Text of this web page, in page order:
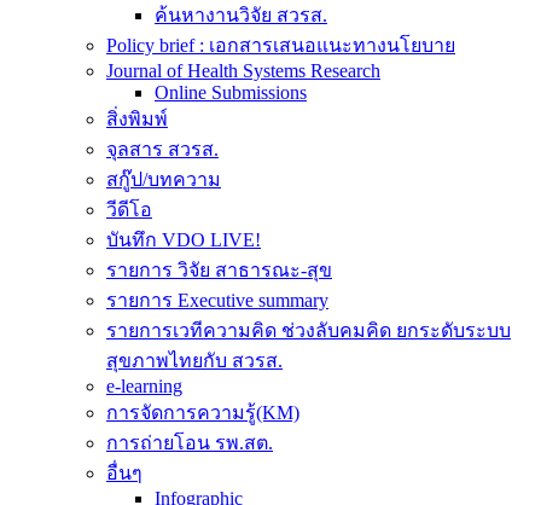
ค้นหางานวิจัย สวรส.
Policy brief : เอกสารเสนอแนะทางนโยบาย
Journal of Health Systems Research
Online Submissions
สิ่งพิมพ์
จุลสาร สวรส.
สกู๊ป/บทความ
วีดีโอ
บันทึก VDO LIVE!
รายการ วิจัย สาธารณะ-สุข
รายการ Executive summary
รายการเวทีความคิด ช่วงลับคมคิด ยกระดับระบบ
สุขภาพไทยกับ สวรส.
e-learning
การจัดการความรู้(KM)
การถ่ายโอน รพ.สต.
อื่นๆ
Infographic